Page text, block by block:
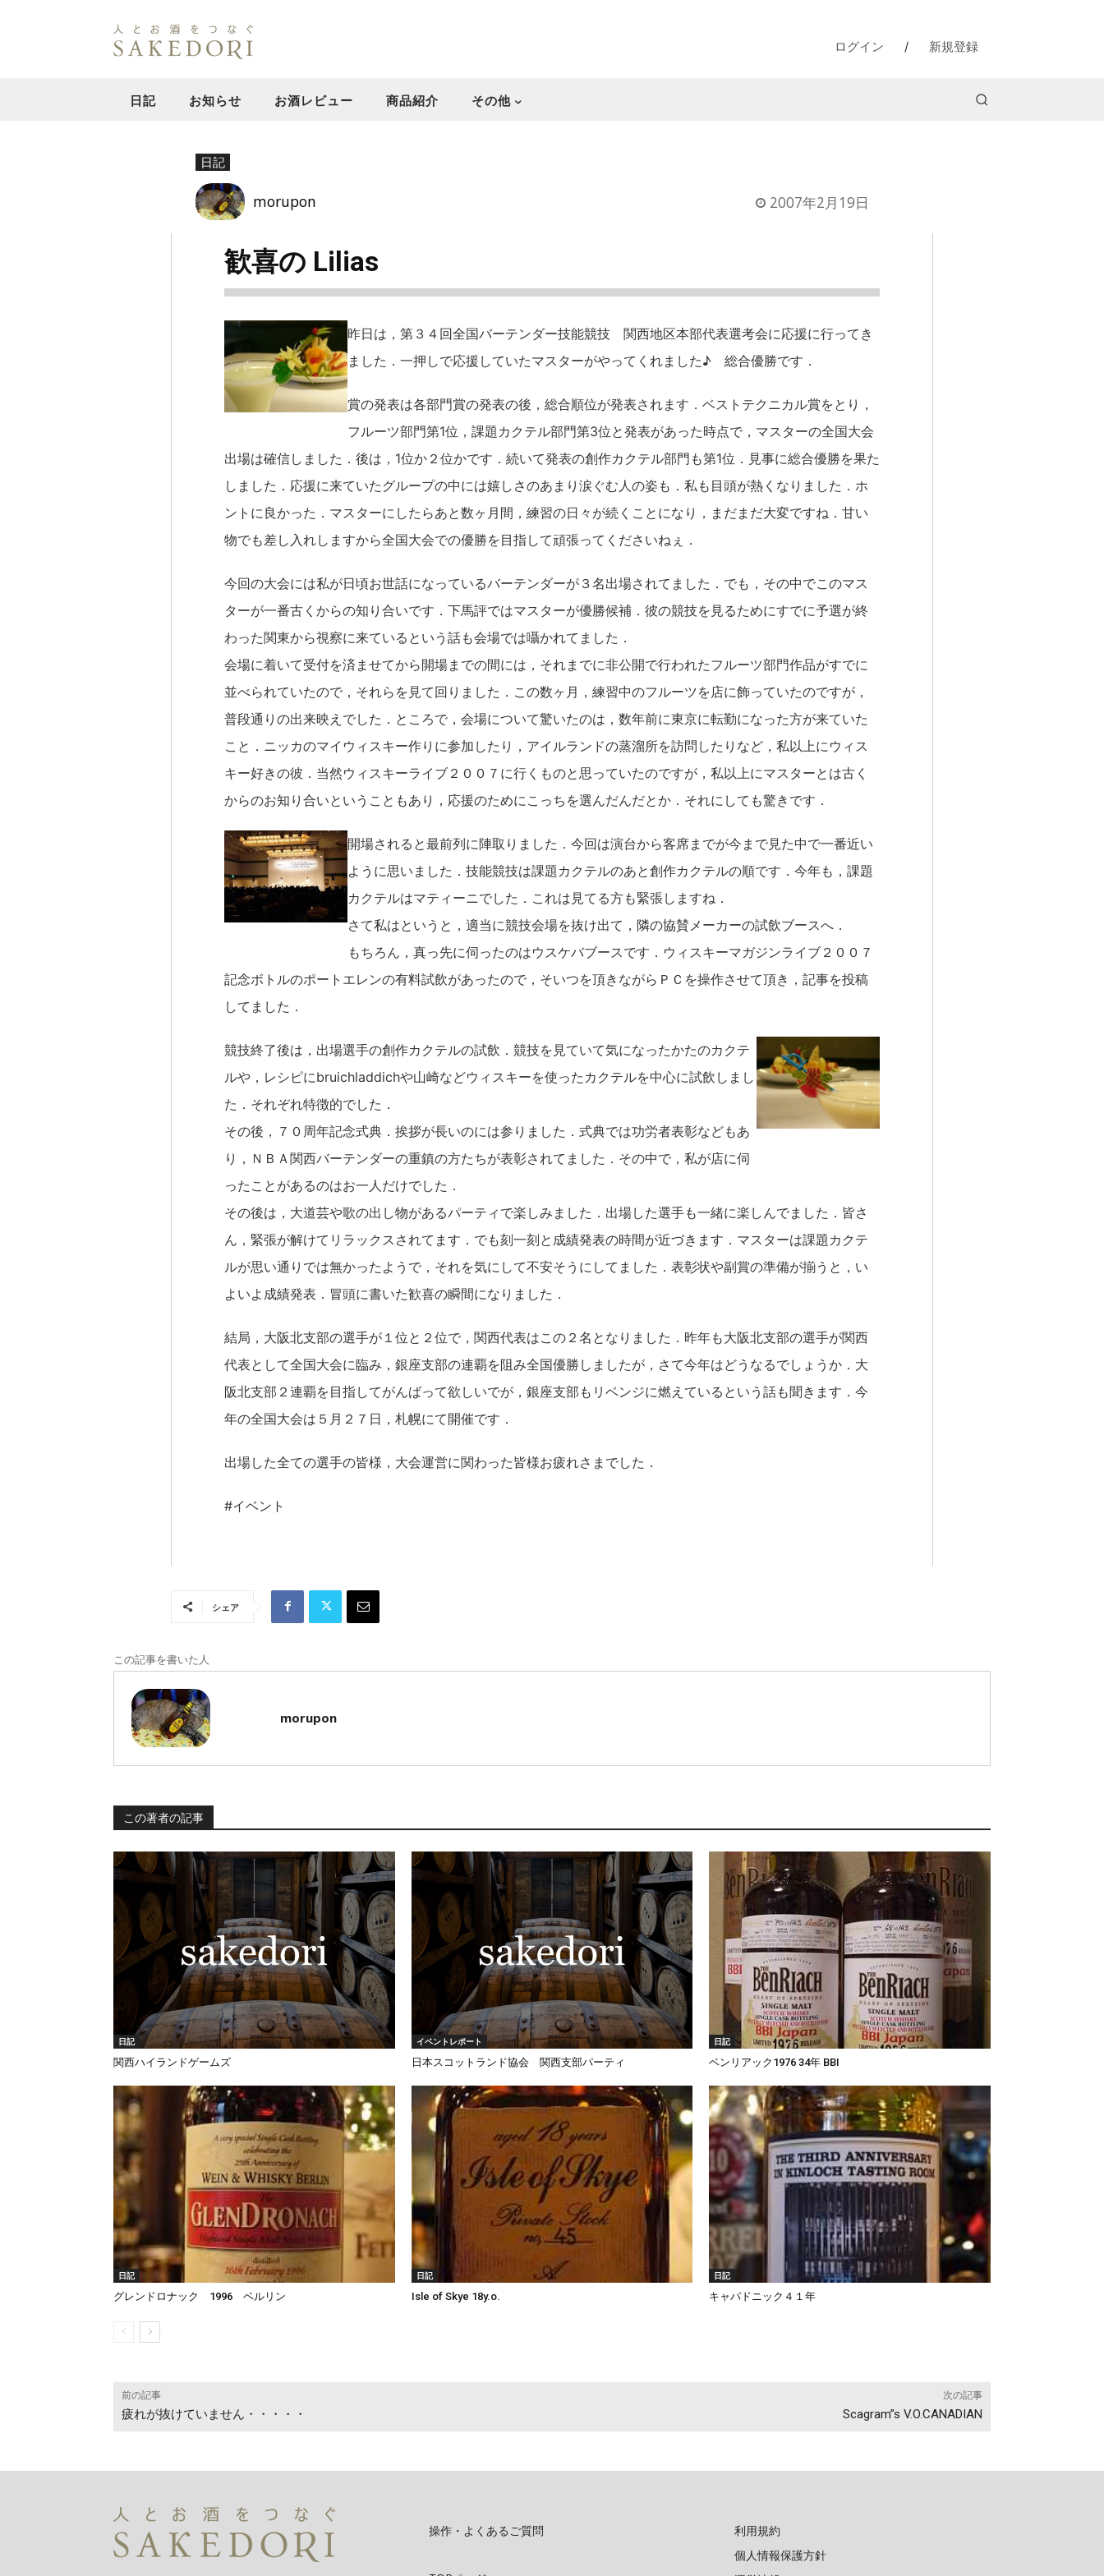
ログイン / 新規登録
日記 お知らせ お酒レビュー 商品紹介 その他
日記
morupon 2007年2月19日
歓喜の Lilias
昨日は，第３４回全国バーテンダー技能競技 関西地区本部代表選考会に応援に行ってき
ました．一押しで応援していたマスターがやってくれました♪ 総合優勝です．
賞の発表は各部門賞の発表の後，総合順位が発表されます．ベストテクニカル賞をとり，
フルーツ部門第1位，課題カクテル部門第3位と発表があった時点で，マスターの全国大会
出場は確信しました．後は，1位か２位かです．続いて発表の創作カクテル部門も第1位．見事に総合優勝を果た
しました．応援に来ていたグループの中には嬉しさのあまり涙ぐむ人の姿も．私も目頭が熱くなりました．ホ
ントに良かった．マスターにしたらあと数ヶ月間，練習の日々が続くことになり，まだまだ大変ですね．甘い
物でも差し入れしますから全国大会での優勝を目指して頑張ってくださいねぇ．
今回の大会には私が日頃お世話になっているバーテンダーが３名出場されてました．でも，その中でこのマス
ターが一番古くからの知り合いです．下馬評ではマスターが優勝候補．彼の競技を見るためにすでに予選が終
わった関東から視察に来ているという話も会場では囁かれてました．
会場に着いて受付を済ませてから開場までの間には，それまでに非公開で行われたフルーツ部門作品がすでに
並べられていたので，それらを見て回りました．この数ヶ月，練習中のフルーツを店に飾っていたのですが，
普段通りの出来映えでした．ところで，会場について驚いたのは，数年前に東京に転勤になった方が来ていた
こと．ニッカのマイウィスキー作りに参加したり，アイルランドの蒸溜所を訪問したりなど，私以上にウィス
キー好きの彼．当然ウィスキーライブ２００７に行くものと思っていたのですが，私以上にマスターとは古く
からのお知り合いということもあり，応援のためにこっちを選んだんだとか．それにしても驚きです．
開場されると最前列に陣取りました．今回は演台から客席までが今まで見た中で一番近い
ように思いました．技能競技は課題カクテルのあと創作カクテルの順です．今年も，課題
カクテルはマティーニでした．これは見てる方も緊張しますね．
さて私はというと，適当に競技会場を抜け出て，隣の協賛メーカーの試飲ブースへ．
もちろん，真っ先に伺ったのはウスケバブースです．ウィスキーマガジンライブ２００７
記念ボトルのポートエレンの有料試飲があったので，そいつを頂きながらＰＣを操作させて頂き，記事を投稿
してました．
競技終了後は，出場選手の創作カクテルの試飲．競技を見ていて気になったかたのカクテ
ルや，レシピにbruichladdichや山崎などウィスキーを使ったカクテルを中心に試飲しまし
た．それぞれ特徴的でした．
その後，７０周年記念式典．挨拶が長いのには参りました．式典では功労者表彰などもあ
り，ＮＢＡ関西バーテンダーの重鎮の方たちが表彰されてました．その中で，私が店に伺
ったことがあるのはお一人だけでした．
その後は，大道芸や歌の出し物があるパーティで楽しみました．出場した選手も一緒に楽しんでました．皆さ
ん，緊張が解けてリラックスされてます．でも刻一刻と成績発表の時間が近づきます．マスターは課題カクテ
ルが思い通りでは無かったようで，それを気にして不安そうにしてました．表彰状や副賞の準備が揃うと，い
よいよ成績発表．冒頭に書いた歓喜の瞬間になりました．
結局，大阪北支部の選手が１位と２位で，関西代表はこの２名となりました．昨年も大阪北支部の選手が関西
代表として全国大会に臨み，銀座支部の連覇を阻み全国優勝しましたが，さて今年はどうなるでしょうか．大
阪北支部２連覇を目指してがんばって欲しいでが，銀座支部もリベンジに燃えているという話も聞きます．今
年の全国大会は５月２７日，札幌にて開催です．
出場した全ての選手の皆様，大会運営に関わった皆様お疲れさまでした．
#イベント
シェア
この記事を書いた人
morupon
この著者の記事
日記
関西ハイランドゲームズ
イベントレポート
日本スコットランド協会 関西支部パーティ
日記
ベンリアック1976 34年 BBI
日記
グレンドロナック 1996 ベルリン
日記
Isle of Skye 18y.o.
日記
キャパドニック４１年
前の記事
疲れが抜けていません・・・・・
次の記事
Scagram”s V.O.CANADIAN
操作・よくあるご質問
利用規約
個人情報保護方針